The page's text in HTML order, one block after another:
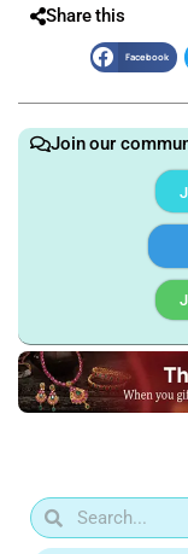
Share this
Facebook
Join our